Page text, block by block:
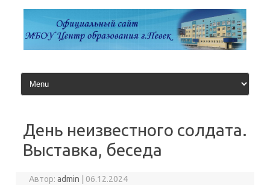
содержимому
День неизвестного солдата.
Выставка, беседа
Автор:admin 06.12.2024